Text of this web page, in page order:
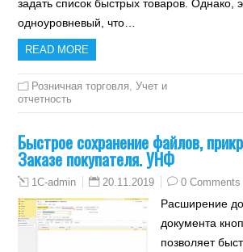
задать список быстрых товаров. Однако,
одноуровневый, что…
READ MORE
Розничная торговля,Учет и
отчетность
Быстрое сохранение файлов,
Заказе покупателя. УНФ
1C-admin 20.11.2019 0 Comments
Расширение
документа
позволяет